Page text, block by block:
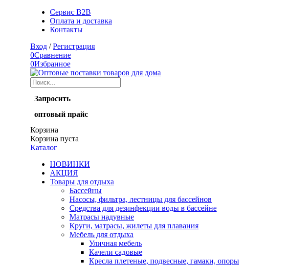
Сервис B2B
Оплата и доставка
Контакты
Вход /Регистрация
0Сравнение
0Избранное
Запросить
оптовый прайс
Корзина
Корзина пуста
Каталог
НОВИНКИ
АКЦИЯ
Товары для отдыха
Бассейны
Насосы, фильтра, лестницы для бассейнов
Средства для дезинфекции воды в бассейне
Матрасы надувные
Круги, матрасы, жилеты для плавания
Мебель для отдыха
Уличная мебель
Качели садовые
Кресла плетеные, подвесные, гамаки, опоры